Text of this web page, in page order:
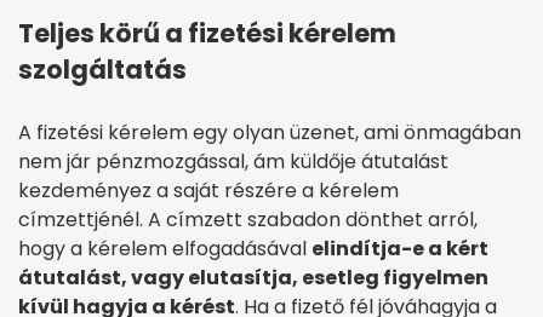
Teljes körű a fizetési kérelem
szolgáltatás
A fizetési kérelem egy olyan üzenet, ami önmagában
nem jár pénzmozgással, ám küldője átutalást
kezdeményez a saját részére a kérelem
címzettjénél. A címzett szabadon dönthet arról,
hogy a kérelem elfogadásával elindítja-e a kért
átutalást, vagy elutasítja, esetleg figyelmen
kívül hagyja a kérést. Ha a fizető fél jóváhagyja a